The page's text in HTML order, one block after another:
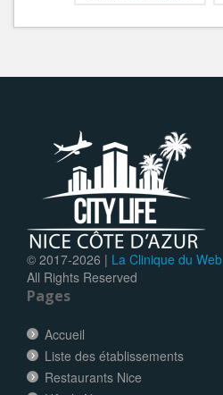
© 2017-2026 | La Clinique du Web
All Rights Reserved
Pages
Accueil
Liste des établissements
Restaurants Nice